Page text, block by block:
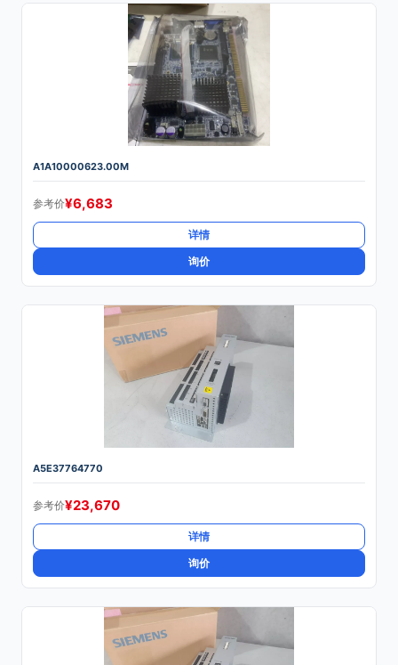
A1A10000623.00M
参考价¥6,683
详情
询价
A5E37764770
参考价¥23,670
详情
询价